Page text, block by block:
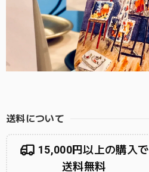
送料について
15,000円以上の購入で
送料無料